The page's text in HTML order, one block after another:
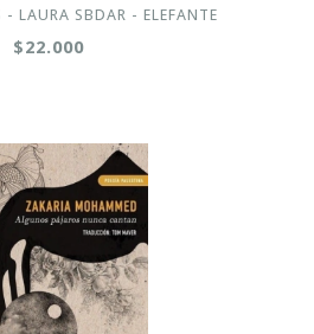
- LAURA SBDAR - ELEFANTE
$22.000